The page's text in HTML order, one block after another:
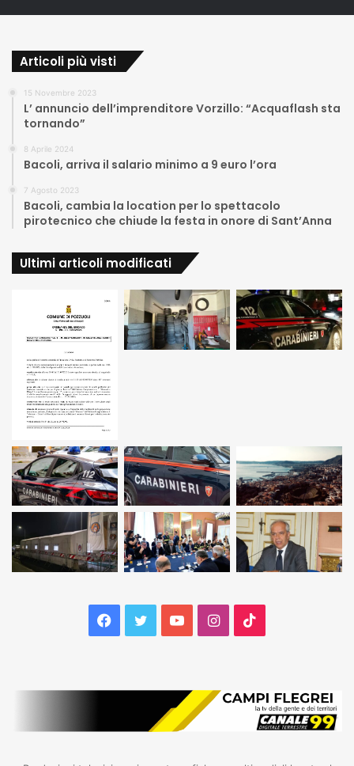
Articoli più visti
15 Novembre 2023
L’ annuncio dell’imprenditore Vorzillo: “Acquaflash sta
tornando”
8 Aprile 2024
Bacoli, arriva il salario minimo a 9 euro l’ora
7 Agosto 2023
Bacoli, cambia la location per lo spettacolo
pirotecnico che chiude la festa in onore di Sant’Anna
Ultimi articoli modificati
Facebook
TwitterYouTubeInstagram